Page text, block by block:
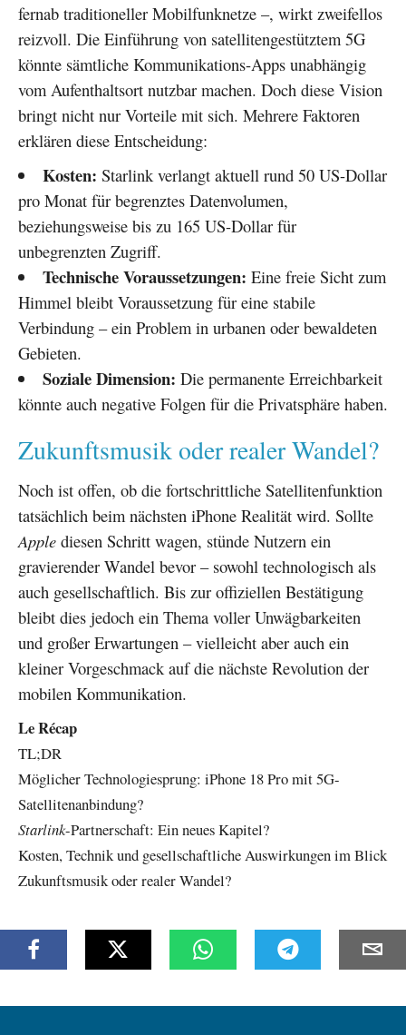
fernab traditioneller Mobilfunknetze –, wirkt zweifellos
reizvoll. Die Einführung von satellitengestütztem 5G
könnte sämtliche Kommunikations-Apps unabhängig
vom Aufenthaltsort nutzbar machen. Doch diese Vision
bringt nicht nur Vorteile mit sich. Mehrere Faktoren
erklären diese Entscheidung:
Kosten: Starlink verlangt aktuell rund 50 US-Dollar
pro Monat für begrenztes Datenvolumen,
beziehungsweise bis zu 165 US-Dollar für
unbegrenzten Zugriff.
Technische Voraussetzungen: Eine freie Sicht zum
Himmel bleibt Voraussetzung für eine stabile
Verbindung – ein Problem in urbanen oder bewaldeten
Gebieten.
Soziale Dimension: Die permanente Erreichbarkeit
könnte auch negative Folgen für die Privatsphäre haben.
Zukunftsmusik oder realer Wandel?
Noch ist offen, ob die fortschrittliche Satellitenfunktion
tatsächlich beim nächsten iPhone Realität wird. Sollte
Apple diesen Schritt wagen, stünde Nutzern ein
gravierender Wandel bevor – sowohl technologisch als
auch gesellschaftlich. Bis zur offiziellen Bestätigung
bleibt dies jedoch ein Thema voller Unwägbarkeiten
und großer Erwartungen – vielleicht aber auch ein
kleiner Vorgeschmack auf die nächste Revolution der
mobilen Kommunikation.
Le Récap
TL;DR
Möglicher Technologiesprung: iPhone 18 Pro mit 5G-
Satellitenanbindung?
Starlink-Partnerschaft: Ein neues Kapitel?
Kosten, Technik und gesellschaftliche Auswirkungen im Blick
Zukunftsmusik oder realer Wandel?